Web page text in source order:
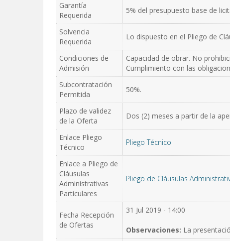
Garantía
Requerida
5% del presupuesto base de
Solvencia
Requerida
Lo dispuesto en el Pliego de
Condiciones de
Admisión
Capacidad de obrar. No
Cumplimiento con las
Subcontratación
Permitida
50%.
Plazo de validez
de la Oferta
Dos (2) meses a partir de la
Enlace Pliego
Técnico
Pliego Técnico
Enlace a Pliego de
Cláusulas
Administrativas
Particulares
Pliego de Cláusulas
Fecha Recepción
de Ofertas
31 Jul 2019 - 14:00
Observaciones: La